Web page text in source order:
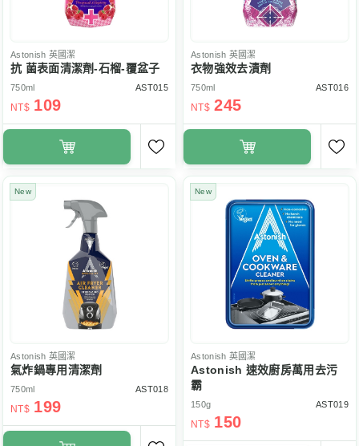
Astonish 英國潔
抗 菌表面清潔劑-石榴-覆盆子
750ml AST015
NT$ 109
Astonish 英國潔
衣物強效去漬劑
750ml AST016
NT$ 245
New
Astonish 英國潔
氣炸鍋專用清潔劑
750ml AST018
NT$ 199
New
Astonish 英國潔
Astonish 速效廚房萬用去污
霸
150g AST019
NT$ 150